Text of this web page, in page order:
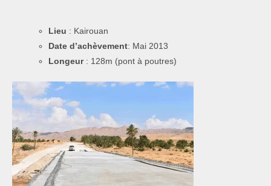
Lieu : Kairouan
Date d’achèvement: Mai 2013
Longeur : 128m (pont à poutres)